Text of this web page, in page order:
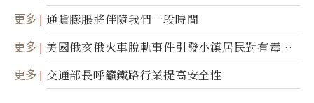
更多 通貨膨脹將伴隨我們一段時間
更多
美國俄亥俄火車脫軌事件引發小鎮居民對有毒物
質的恐懼
更多 交通部長呼籲鐵路行業提高安全性